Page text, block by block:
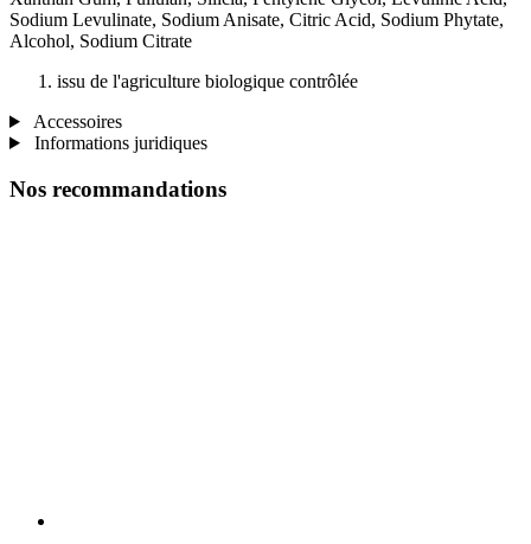
Sodium Levulinate, Sodium Anisate, Citric Acid, Sodium Phytate,
Alcohol, Sodium Citrate
issu de l'agriculture biologique contrôlée
Accessoires
Informations juridiques
Nos recommandations